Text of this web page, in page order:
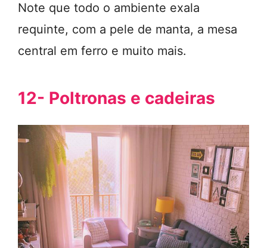
Note que todo o ambiente exala
requinte, com a pele de manta, a mesa
central em ferro e muito mais.
12- Poltronas e cadeiras